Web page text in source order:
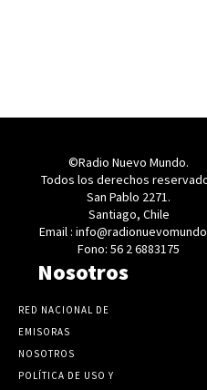
©Radio Nuevo Mundo.
Todos los derechos
San Pablo 2271.
Santiago, Chile
Email :
Fono: 56 2 6883175
Nosotros
RED NACIONAL DE
EMISORAS
NOSOTROS
POLÍTICA DE USO Y